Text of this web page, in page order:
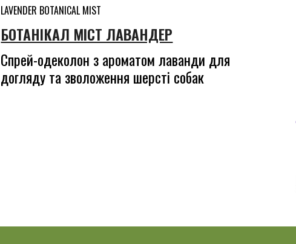
LAVENDER BOTANICAL MIST
БОТАНІКАЛ МІСТ ЛАВАНДЕР
Спрей-одеколон з ароматом лаванди для
догляду та зволоження шерсті собак